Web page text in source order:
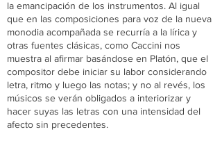
la emancipación de los instrumentos. Al igual
que en las composiciones para voz de la nueva
monodia acompañada se recurría a la lírica y
otras fuentes clásicas, como Caccini nos
muestra al afirmar basándose en Platón, que el
compositor debe iniciar su labor considerando
letra, ritmo y luego las notas; y no al revés, los
músicos se verán obligados a interiorizar y
hacer suyas las letras con una intensidad del
afecto sin precedentes.